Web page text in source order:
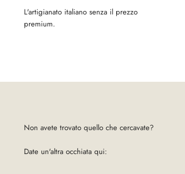
L'artigianato italiano senza il prezzo
premium.
Date un'altra occhiata qui: